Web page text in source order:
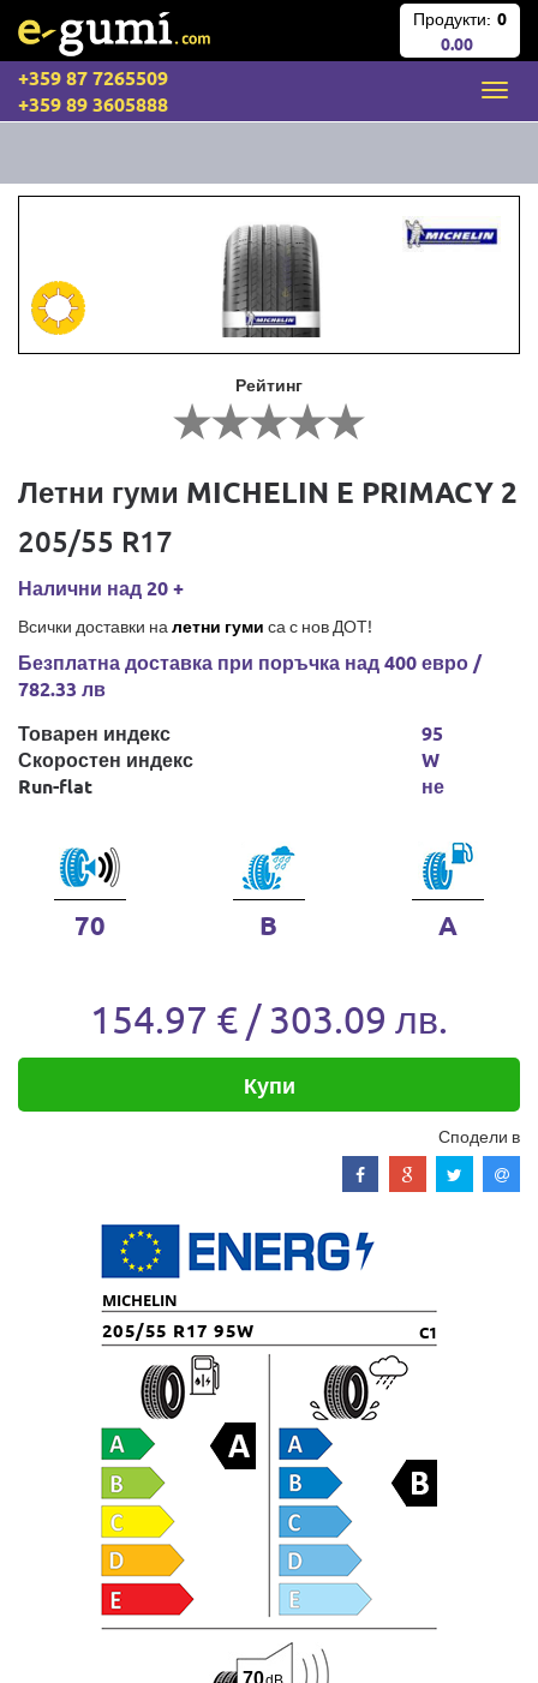
Продукти: 0
0.00
+359 87 7265509
+359 89 3605888
Рейтинг
Летни гуми MICHELIN E PRIMACY 2
205/55 R17
Налични над 20 +
Всички доставки на летни гуми са с нов ДОТ!
Безплатна доставка при поръчка над 400 евро /
782.33 лв
Товарен индекс
Скоростен индекс
Run-flat
95
W
не
70 B A
154.97 € / 303.09 лв.
Купи
Сподели в
MICHELIN
205/55 R17 95W C1
70